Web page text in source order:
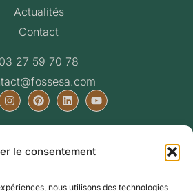
le consentement
nous utilisons des technologies
Actualités
Contact
03 27 59 70 78